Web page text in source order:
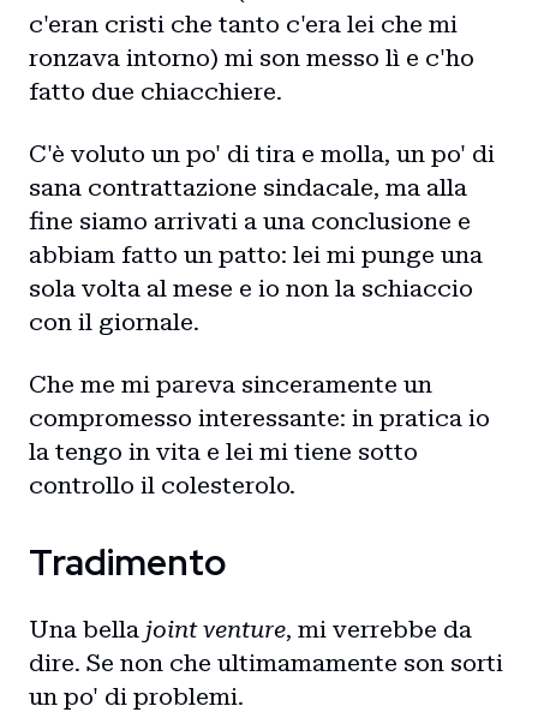
Storie
c'eran cristi che tanto c'era lei che mi
ronzava intorno) mi son messo lì e c'ho
fatto due chiacchiere.
C'è voluto un po' di tira e molla, un po' di
sana contrattazione sindacale, ma alla
fine siamo arrivati a una conclusione e
abbiam fatto un patto: lei mi punge una
sola volta al mese e io non la schiaccio
con il giornale.
Che me mi pareva sinceramente un
compromesso interessante: in pratica io
la tengo in vita e lei mi tiene sotto
controllo il colesterolo.
Tradimento
Una bella joint venture, mi verrebbe da
dire. Se non che ultimamamente son sorti
un po' di problemi.